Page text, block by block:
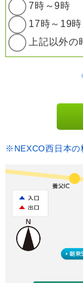
7時～9時
17時～19時
上記以外の
※NEXCO西日本の